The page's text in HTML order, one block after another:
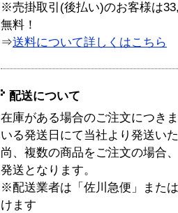
※売掛取引(後払い)のお客様は
無料！
⇒送料について詳しくはこちら
配送について
在庫がある場合のご注文につき
いる発送日にて当社より発送い
尚、複数の商品をご注文の場合
発送となります。
※配送業者は「佐川急便」また
けます